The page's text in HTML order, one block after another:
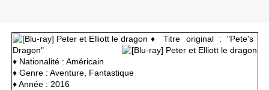
♦ Titre original : "Pete's
Dragon"
♦ Nationalité : Américain
♦ Genre : Aventure, Fantastique
♦ Année : 2016